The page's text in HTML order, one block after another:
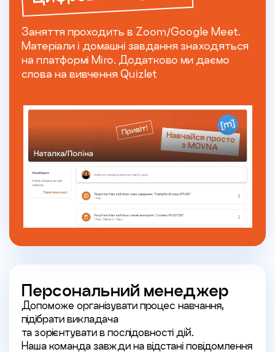
Заняття проходить в Zoom/Google Meet.
Матеріали і домашні завдання знаходяться
на платформі Miro. Додатково ми даємо
слова на вивчення Quizlet
Персональний менеджер
Допоможе організувати процес навчання,
підібрати викладача
та зорієнтувати в послідовності дій.
Наша команда завжди на відстані повідомлення